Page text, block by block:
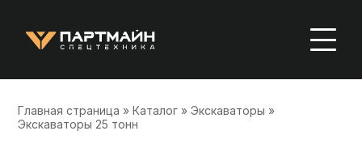
Главная страница »Каталог »Экскаваторы »
Экскаваторы 25 тонн